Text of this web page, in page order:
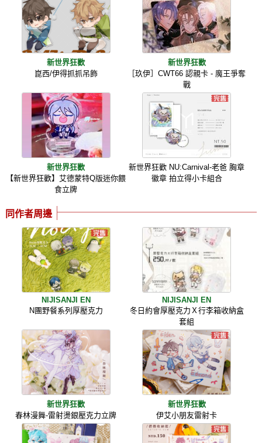
新世界狂歡
崑西/伊得抓抓吊飾
新世界狂歡
［玖伊］CWT66 認親卡 - 魔王爭奪
戰
新世界狂歡
【新世界狂歡】艾德蒙特Q版迷你餵
食立牌
新世界狂歡 NU:Carnival-老爸 胸章
徽章 拍立得小卡組合
同作者周邊
NIJISANJI EN
N團野餐系列厚壓克力
NIJISANJI EN
冬日約會厚壓克力Ｘ行李箱收納盒
套組
新世界狂歡
春林漫舞-雷射燙銀壓克力立牌
新世界狂歡
伊艾小朋友雷射卡